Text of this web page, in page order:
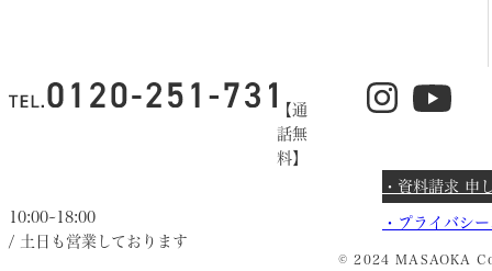
【通
話無
料】
10:00~18:00
/ 土日も営業しております
・資料請求 申
・ プライバシ
© 2024 MASAOKA